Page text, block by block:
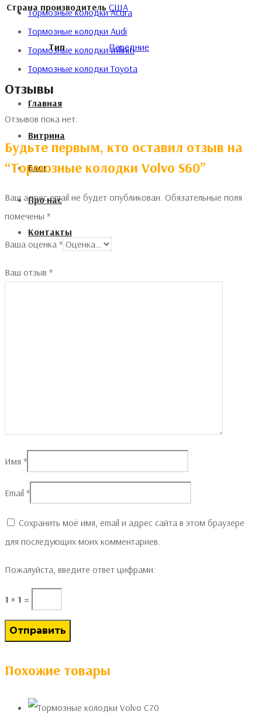
Тормозные колодки Acura
Тормозные колодки Audi
Тормозные колодки Infiniti
Тормозные колодки Toyota
Главная
Витрина
Блог
Про нас
Контакты
Страна производитель США
Тип Передние
Отзывы
Отзывов пока нет.
Будьте первым, кто оставил отзыв на
“Тормозные колодки Volvo S60”
Ваш адрес email не будет опубликован. Обязательные поля
помечены *
Ваша оценка *
Ваш отзыв *
Имя *
Email *
Сохранить моё имя, email и адрес сайта в этом браузере
для последующих моих комментариев.
Пожалуйста, введите ответ цифрами:
1 × 1 =
Похожие товары